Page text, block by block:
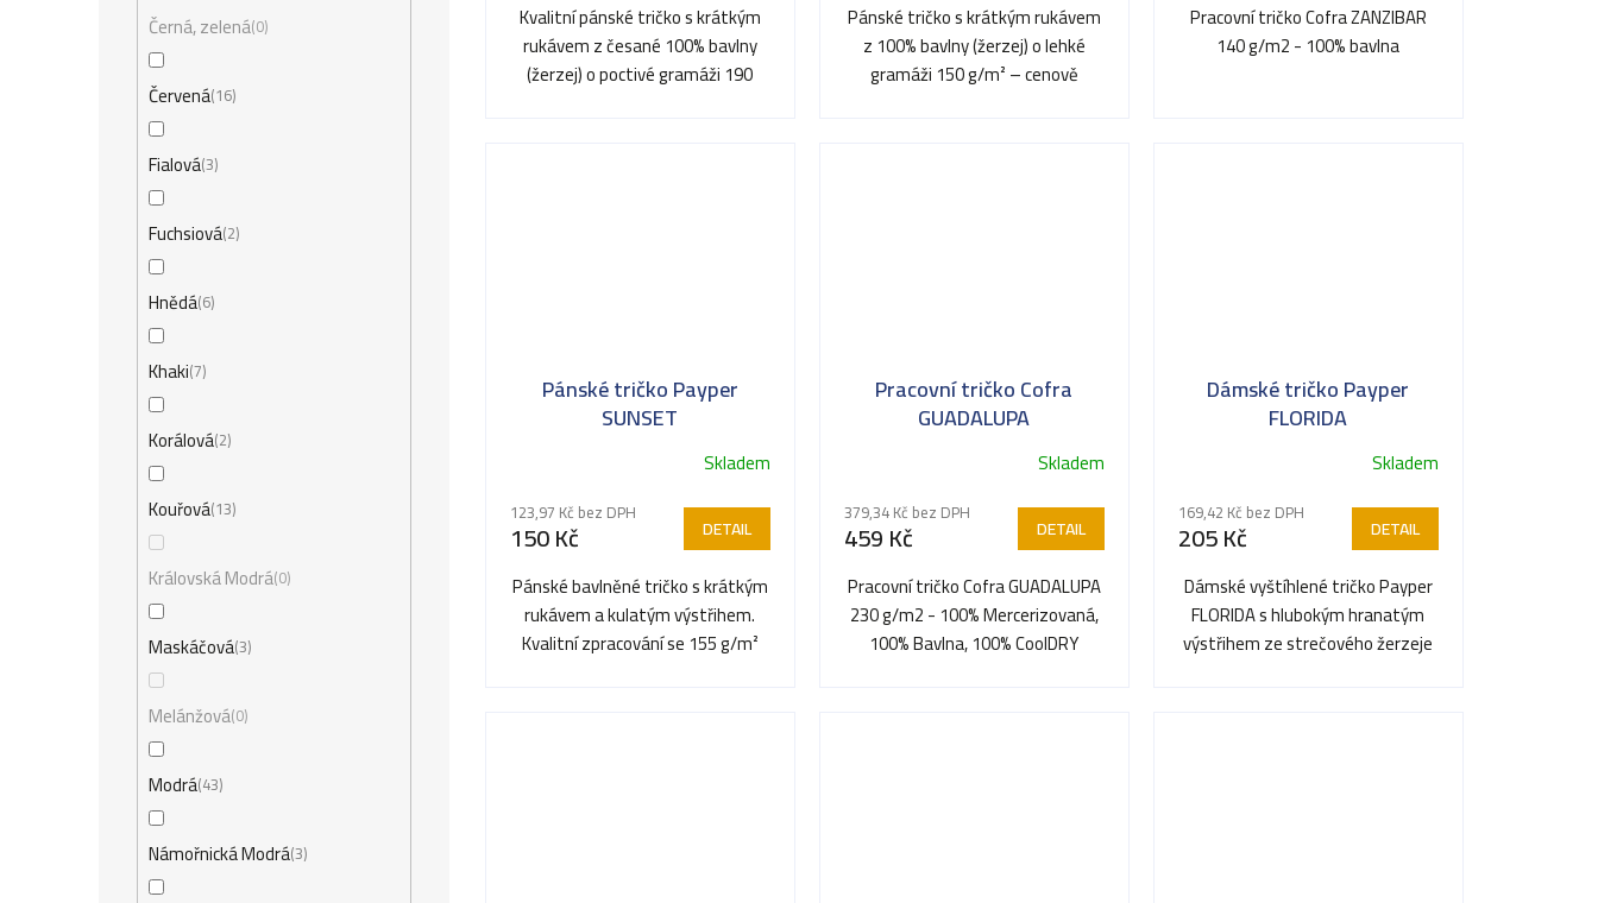
Černá, zelená 0
Červená 16
Fialová3
Fuchsiová 2
Hnědá 6
Khaki 7
Korálová 2
Kouřová 13
Královská Modrá 0
Maskáčová3
Melánžová 0
Modrá 43
Námořnická Modrá3
5,0
Kvalitní pánské tričko s krátkým
rukávem z česané 100% bavlny
(žerzej) o poctivé gramáži 190
Pánské tričko s krátkým rukávem
z 100% bavlny (žerzej) o lehké
gramáži 150 g/m² – cenově
Pracovní tričko Cofra ZANZIBAR
140 g/m2 - 100% bavlna
Pánské tričko Payper
SUNSET
Skladem
123,97 Kč bez DPH
150 Kč DETAIL
Pánské bavlněné tričko s krátkým
rukávem a kulatým výstřihem.
Kvalitní zpracování se 155 g/m²
Pracovní tričko Cofra
GUADALUPA
Skladem
379,34 Kč bez DPH
459 Kč DETAIL
Pracovní tričko Cofra GUADALUPA
230 g/m2 - 100% Mercerizovaná,
100% Bavlna, 100% CoolDRY
Dámské tričko Payper
FLORIDA
Skladem
169,42 Kč bez DPH
205 Kč DETAIL
Dámské vyštíhlené tričko Payper
FLORIDA s hlubokým hranatým
výstřihem ze strečového žerzeje